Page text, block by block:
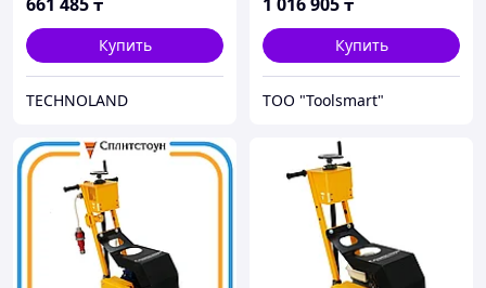
Купить
TECHNOLAND
Купить
ТОО "Toolsmart"